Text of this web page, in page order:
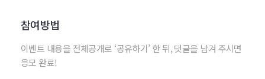
참여방법
이벤트 내용을 전체공개로 ‘공유하기’ 한 뒤, 댓글을 남겨 주시면
응모 완료!